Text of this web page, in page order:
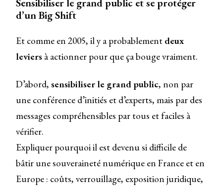
Sensibiliser le grand public et se protéger
d’un Big Shift
Et comme en 2005, il y a probablement deux
leviers à actionner pour que ça bouge vraiment.
D’abord, sensibiliser le grand public, non par
une conférence d’initiés et d’experts, mais par des
messages compréhensibles par tous et faciles à
vérifier.
Expliquer pourquoi il est devenu si difficile de
bâtir une souveraineté numérique en France et en
Europe : coûts, verrouillage, exposition juridique,